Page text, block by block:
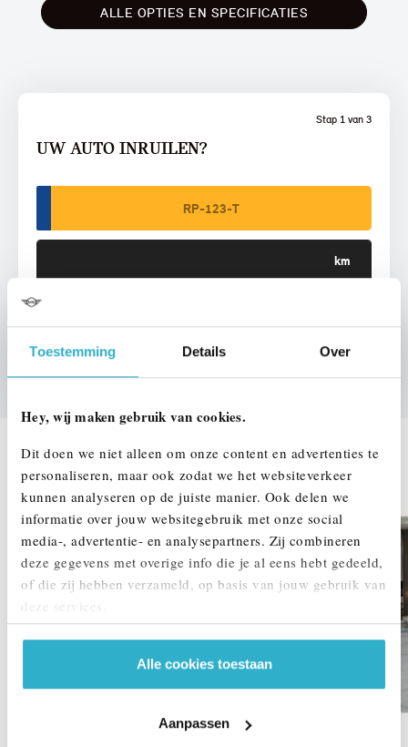
Toestemming Details Over
Hey, wij maken gebruik van cookies.
Dit doen we niet alleen om onze content en advertenties te
personaliseren, maar ook zodat we het websiteverkeer
kunnen analyseren op de juiste manier. Ook delen we
informatie over jouw websitegebruik met onze social
media-, advertentie- en analysepartners. Zij combineren
deze gegevens met overige info die je al eens hebt gedeeld,
of die zij hebben verzameld, op basis van jouw gebruik van
deze services.
Alle cookies toestaan
Aanpassen
Stap 1 van 3
UW AUTO INRUILEN?
ALLE OPTIES EN SPECIFICATIES
DEZE ZIJN VERGELIJKBAAR